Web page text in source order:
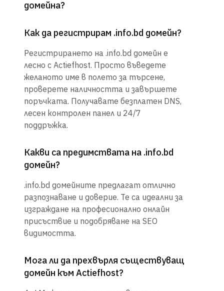
домейна?
Как да регистрирам .info.bd домейн?
Регистрирането на .info.bd домейн е
лесно с Actiefhost. Просто въведете
желаното име в полето за търсене,
проверете наличността и завършете
поръчката. Получавате безплатен DNS,
лесен контролен панел и 24/7
поддръжка.
Какви са предимствата на .info.bd
домейн?
.info.bd домейните предлагат отлично
разпознаване и доверие. Те са идеални за
изграждане на професионално онлайн
присъствие и подобряване на SEO
видимостта.
Мога ли да прехвърля съществуващ
домейн към Actiefhost?